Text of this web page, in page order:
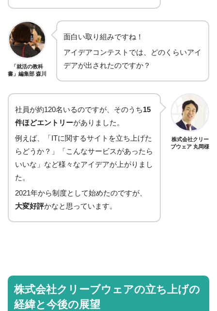
「就活の教科
書」編集部 森川
面白い取り組みですね！
アイデアコンテストでは、どのくらいアイ
デアが出されたのですか？
社員が約120名いるのですが、そのうち15
件ほどエントリーがありました。
例えば、「ITに関するサイトを立ち上げた
らどうか？」「こんなサービスがあったら
いいな」など様々なアイデアが上がりまし
た。
2021年から制度として始めたのですが、
大変好評かなと思っています。
株式会社クリー
ブウェア 丸岡様
株式会社クリーブウェアの立ち上げの
経緯と今後の展望